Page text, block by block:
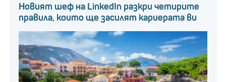
Новият шеф на LinkedIn разкри четирите
правила, които ще засилят кариерата ви